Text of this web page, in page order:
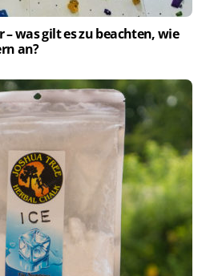
was gilt es zu beachten, wie
an?